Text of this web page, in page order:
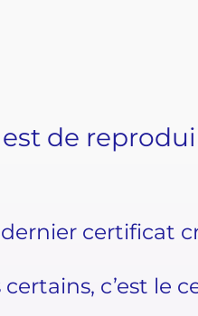
est de
dernier certificat
certains, c’est